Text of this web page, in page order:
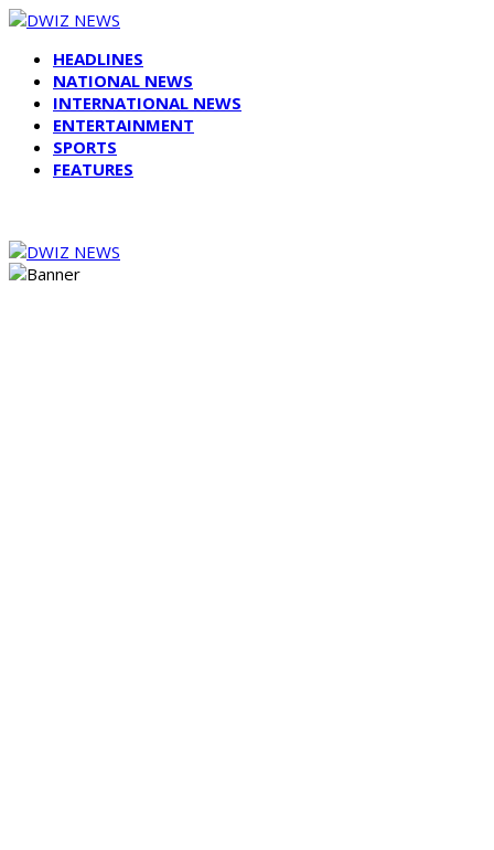
HEADLINES
NATIONAL NEWS
INTERNATIONAL NEWS
ENTERTAINMENT
SPORTS
FEATURES